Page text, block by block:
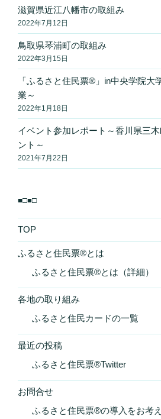
滋賀県近江八幡市の取組み
2022年7月12日
鳥取県琴浦町の取組み
2022年3月15日
「ふるさと住民票®」in中央学院
業～
2022年1月18日
イベント参加レポート～香川県三
ント～
2021年7月22日
■□■□
TOP
ふるさと住民票®とは
ふるさと住民票®とは（詳細）
各地の取り組み
ふるさと住民カードの一覧
最近の投稿
ふるさと住民票®Twitter
お問合せ
ふるさと住民票®の導入をお考